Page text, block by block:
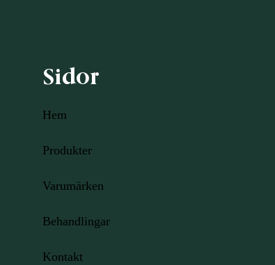
Sidor
Hem
Produkter
Varumärken
Behandlingar
Kontakt